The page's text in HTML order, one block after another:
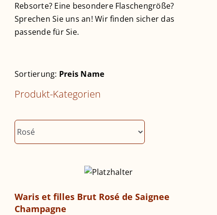
Rebsorte? Eine besondere Flaschengröße?
Sprechen Sie uns an! Wir finden sicher das
passende für Sie.
Sortierung: Preis Name
Produkt-Kategorien
Waris et filles Brut Rosé de Saignee
Champagne